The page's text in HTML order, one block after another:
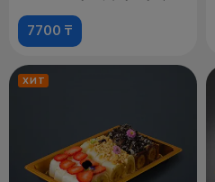
7700 ₸
ХИТ